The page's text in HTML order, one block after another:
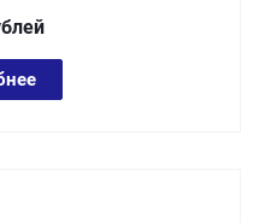
лей